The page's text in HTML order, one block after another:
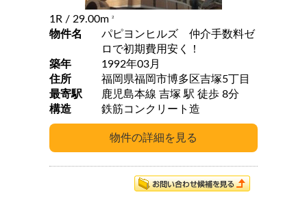
1R / 29.00m 2
物件名
パピヨンヒルズ 仲介手数料ゼ
ロで初期費用安く！
築年
1992年03月
住所
福岡県福岡市博多区吉塚5丁目
最寄駅
鹿児島本線 吉塚 駅 徒歩 8分
構造
鉄筋コンクリート造